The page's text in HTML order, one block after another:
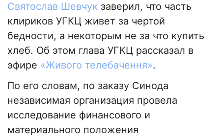
Святослав Шевчук заверил, что часть
клириков УГКЦ живет за чертой
бедности, а некоторым не за что купить
хлеб. Об этом глава УГКЦ рассказал в
эфире «Живого телебачення».
По его словам, по заказу Синода
независимая организация провела
исследование финансового и
материального положения